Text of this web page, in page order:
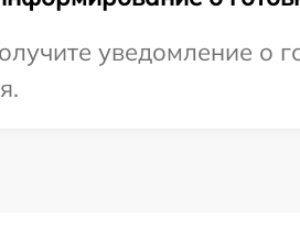
уведомление о